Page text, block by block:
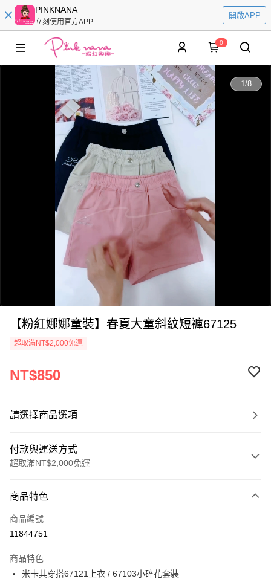
PINKNANA
立刻使用官方APP
開啟APP
0
/
0:56
1/8
【粉紅娜娜童裝】春夏大童斜紋短褲67125
超取滿NT$2,000免運
NT$850
請選擇商品選項
付款與運送方式
超取滿NT$2,000免運
信用卡一次付款
超商取貨付款
Apple Pay
商品特色
商品編號
11844751
商品特色
米卡其穿搭67121上衣 / 67103小碎花套裝